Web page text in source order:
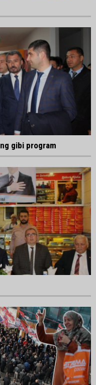
gibi program